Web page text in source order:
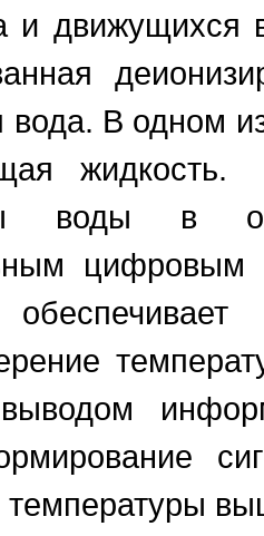
и движущихся
вода. В одном
воды в
цифровым
обеспечивает